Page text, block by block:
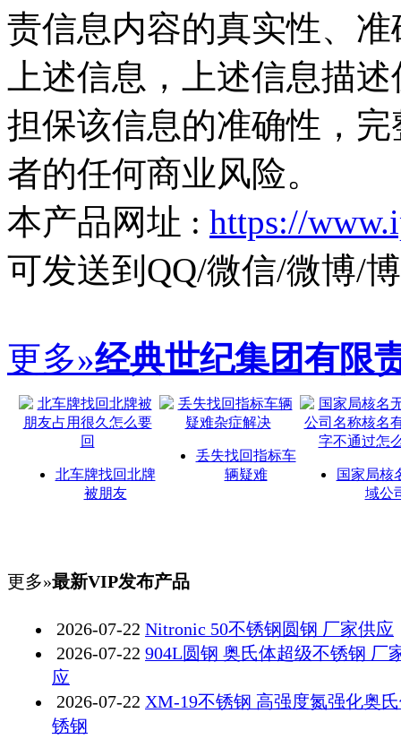
责信息内容的真实性、
上述信息，上述信息描
担保该信息的准确性，
者的任何商业风险。
本产品网址 : https://
可发送到QQ/微信/微博/
更多»经典世纪集团有限
北车牌找回北牌
被朋友
丢失找回指标车
辆疑难
国家局核
域公
更多»最新VIP发布产品
2026-07-22 Nitronic 50不锈钢圆钢 厂家供应
2026-07-22 904L圆钢 奥氏体超级不锈钢 厂
应
2026-07-22 XM-19不锈钢 高强度氮强化奥
锈钢